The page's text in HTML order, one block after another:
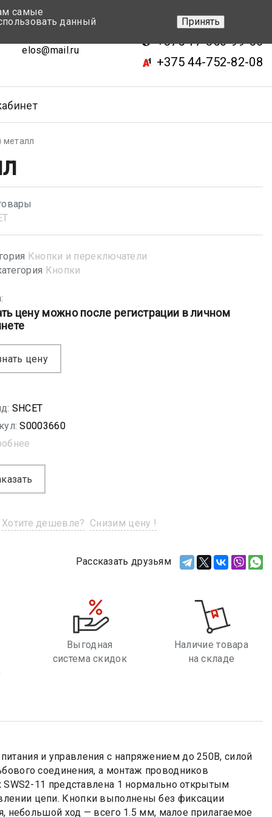
elos@mail.ru
+375 17-343-46-70
+375 17-350-99-56
+375 44-752-82-08
металл
Кнопки и переключатели
Кнопки
цену можно после регистрации в личном
цену
SHСET
S0003660
Хотите дешевле? Снизим цену !
Рассказать друзьям
Выгодная
система скидок
Наличие товара
на складе
и управления с напряжением до 250В, силой
соединения, а монтаж проводников
SWS2-11 представлена 1 нормально открытым
цепи. Кнопки выполнены без фиксации
небольшой ход — всего 1.5 мм, малое прилагаемое
самые
данный
Принять